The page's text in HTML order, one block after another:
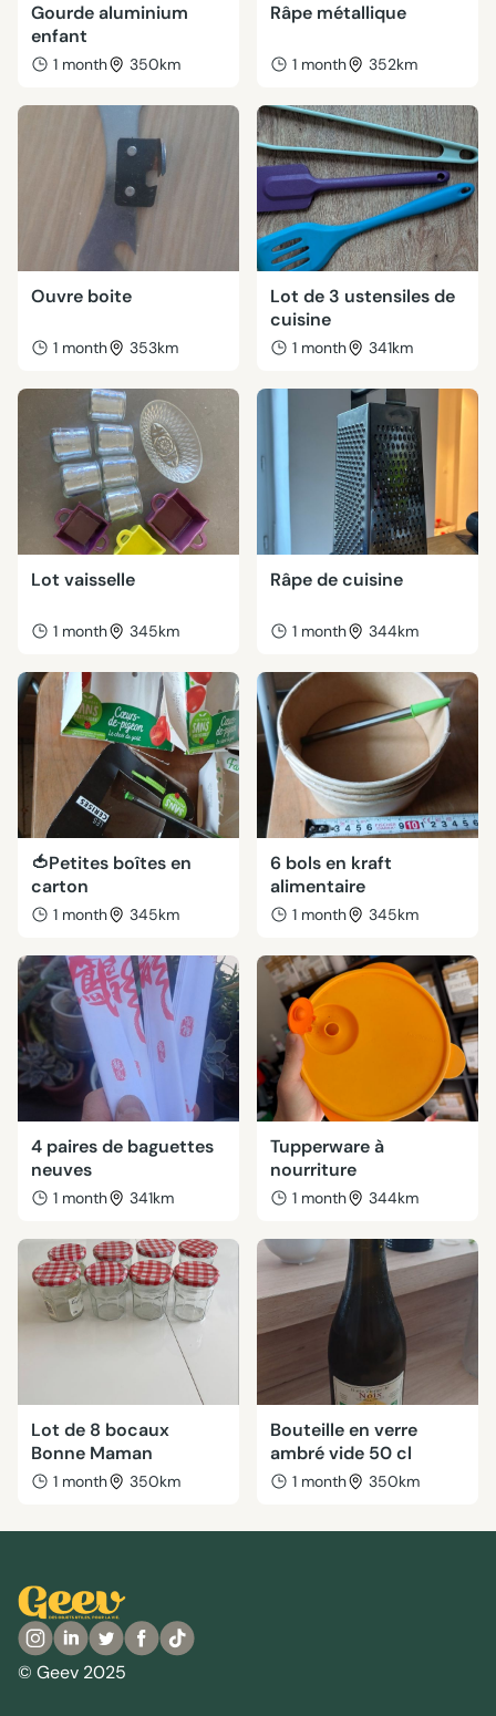
Gourde aluminium
enfant
1 month 350km
Râpe métallique
1 month 352km
Ouvre boite
1 month 353km
Lot de 3 ustensiles de
cuisine
1 month 341km
Lot vaisselle
1 month 345km
Râpe de cuisine
1 month 344km
🍅Petites boîtes en
carton
1 month 345km
6 bols en kraft
alimentaire
1 month 345km
4 paires de baguettes
neuves
1 month 341km
Tupperware à
nourriture
1 month 344km
Lot de 8 bocaux
Bonne Maman
1 month 350km
Bouteille en verre
ambré vide 50 cl
1 month 350km
© Geev 2025